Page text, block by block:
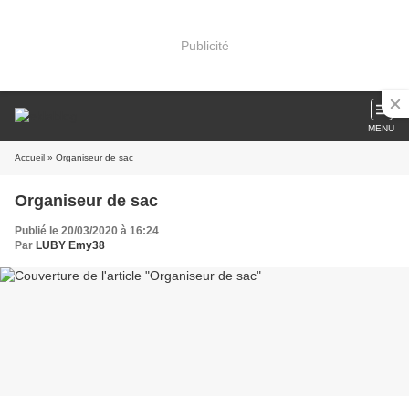
Publicité
MENU
Accueil » Organiseur de sac
Organiseur de sac
Publié le 20/03/2020 à 16:24
Par LUBY Emy38